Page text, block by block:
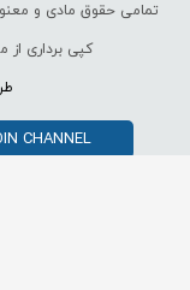
تمامی حقوق مادی و
کپی برداری از
CHANNEL